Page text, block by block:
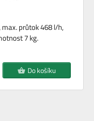
max. průtok 468 l/h,
7 kg.
Do košíku